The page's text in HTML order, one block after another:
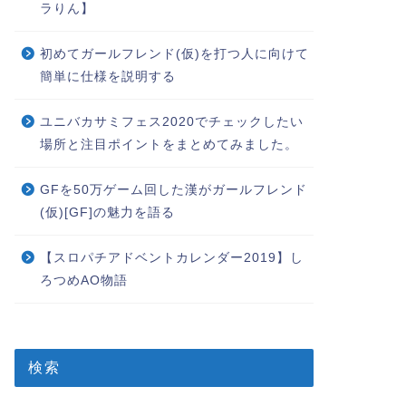
ラりん】
初めてガールフレンド(仮)を打つ人に向けて
簡単に仕様を説明する
ユニバカサミフェス2020でチェックしたい
場所と注目ポイントをまとめてみました。
GFを50万ゲーム回した漢がガールフレンド
(仮)[GF]の魅力を語る
【スロパチアドベントカレンダー2019】し
ろつめAO物語
検索